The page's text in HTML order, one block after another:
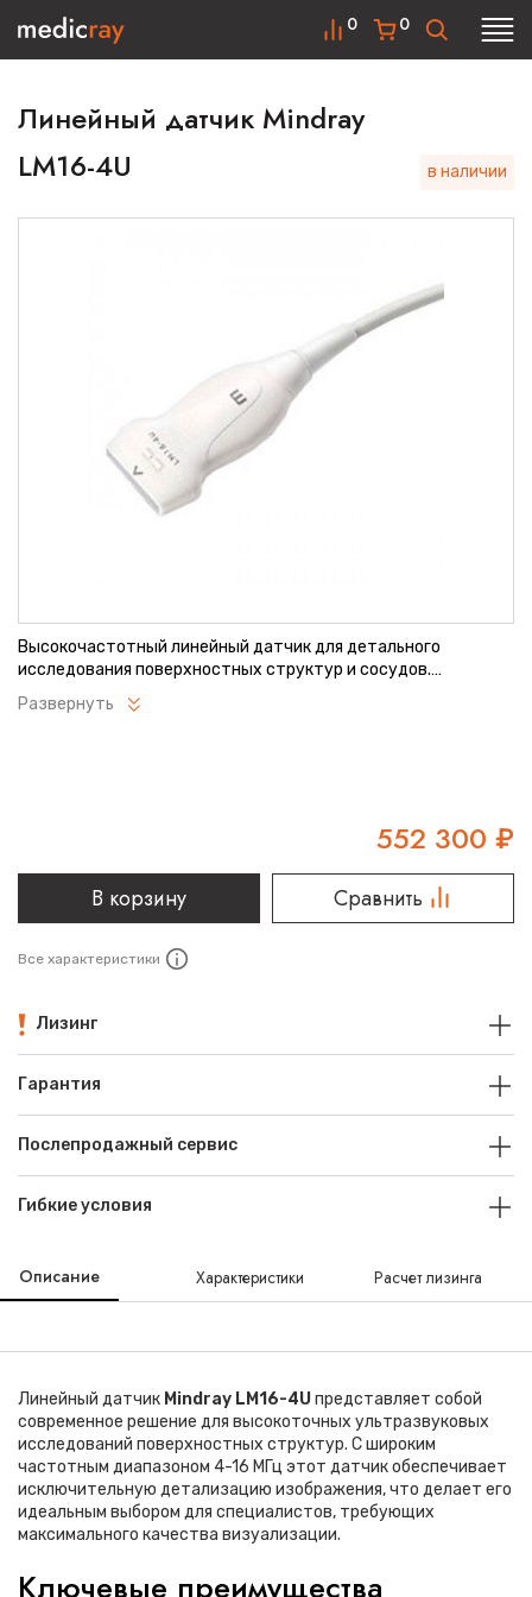
0
0
Линейный датчик Mindray
LM16-4U
в наличии
Высокочастотный линейный датчик для детального
исследования поверхностных структур и сосудов.
Обеспечивает исключительно четкое изображение при
сканировании небольших и поверхностно расположенных
Развернуть
552 300 ₽
В корзину Сравнить
Все характеристики
Лизинг
Гарантия
Послепродажный сервис
Гибкие условия
Описание Характеристики Расчет лизинга
Линейный датчик Mindray LM16-4Uпредставляет собой
современное решение для высокоточных ультразвуковых
исследований поверхностных структур. С широким
частотным диапазоном 4-16 МГц этот датчик обеспечивает
исключительную детализацию изображения, что делает его
идеальным выбором для специалистов, требующих
максимального качества визуализации.
Ключевые преимущества